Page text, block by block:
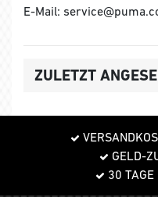
E-Mail:
ZULETZT
GELD-
30 TAGE